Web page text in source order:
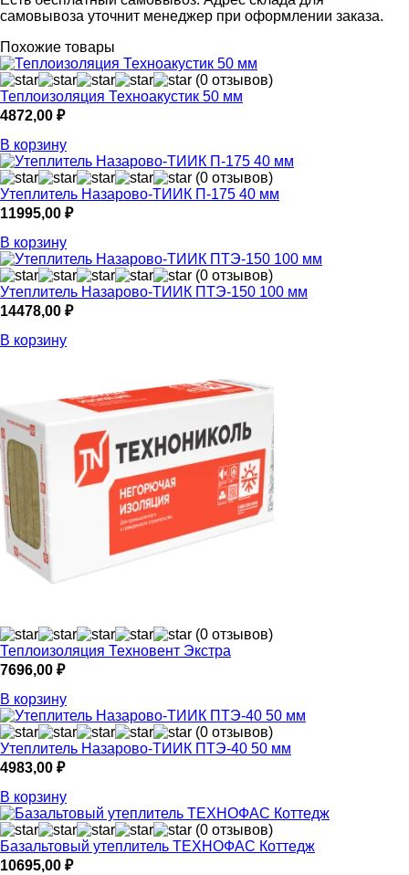
самовывоза уточнит менеджер при оформлении заказа.
Похожие товары
(0 отзывов)
Теплоизоляция Техноакустик 50 мм
4872,00 ₽
В корзину
(0 отзывов)
Утеплитель Назарово-ТИИК П-175 40 мм
11995,00 ₽
В корзину
(0 отзывов)
Утеплитель Назарово-ТИИК ПТЭ-150 100 мм
14478,00 ₽
В корзину
(0 отзывов)
Теплоизоляция Техновент Экстра
7696,00 ₽
В корзину
(0 отзывов)
Утеплитель Назарово-ТИИК ПТЭ-40 50 мм
4983,00 ₽
В корзину
(0 отзывов)
Базальтовый утеплитель ТЕХНОФАС Коттедж
10695,00 ₽